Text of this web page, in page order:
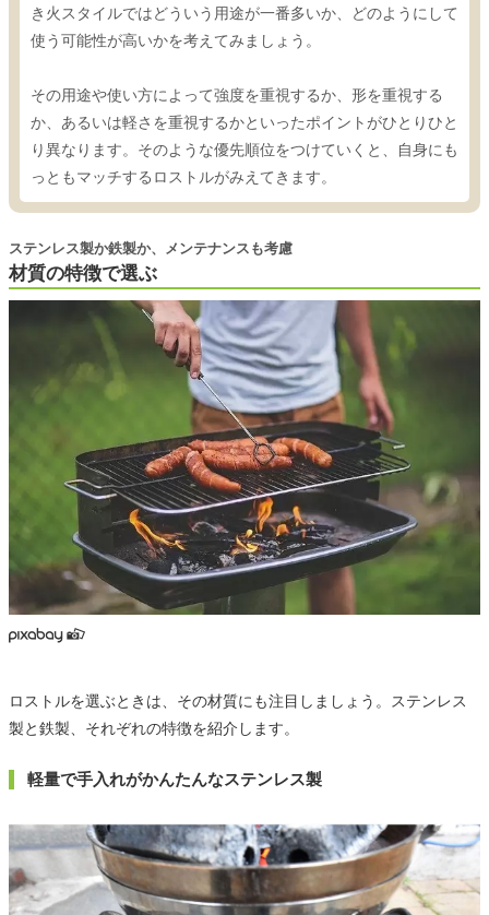
き火スタイルではどういう用途が一番多いか、どのようにして
使う可能性が高いかを考えてみましょう。
その用途や使い方によって強度を重視するか、形を重視する
か、あるいは軽さを重視するかといったポイントがひとりひと
り異なります。そのような優先順位をつけていくと、自身にも
っともマッチするロストルがみえてきます。
材質の特徴で選ぶ
ステンレス製か鉄製か、メンテナンスも考慮
ロストルを選ぶときは、その材質にも注目しましょう。ステンレス
製と鉄製、それぞれの特徴を紹介します。
軽量で手入れがかんたんなステンレス製